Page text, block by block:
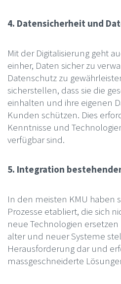
4. Datensicherheit und
Mit der Digitalisierung geht
einher, Daten sicher zu
Datenschutz zu
sicherstellen, dass sie die
einhalten und ihre eigenen
Kunden schützen. Dies
Kenntnisse und
verfügbar sind.
5. Integration
In den meisten KMU haben
Prozesse etabliert, die sich
neue Technologien
alter und neuer Systeme
Herausforderung dar und
massgeschneiderte